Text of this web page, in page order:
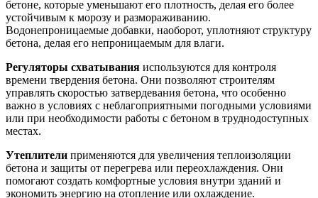
бетоне, которые уменьшают его плотность, делая его более
устойчивым к морозу и размораживанию.
Водонепроницаемые добавки, наоборот, уплотняют структуру
бетона, делая его непроницаемым для влаги.
Регуляторы схватывания используются для контроля
времени твердения бетона. Они позволяют строителям
управлять скоростью затвердевания бетона, что особенно
важно в условиях с неблагоприятными погодными условиями
или при необходимости работы с бетоном в труднодоступных
местах.
Утеплители применяются для увеличения теплоизоляции
бетона и защиты от перегрева или переохлаждения. Они
помогают создать комфортные условия внутри зданий и
экономить энергию на отопление или охлаждение.